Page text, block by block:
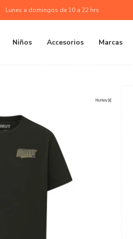
Niños Accesorios Marcas
Lunes a domingos de 10 a 22 hrs